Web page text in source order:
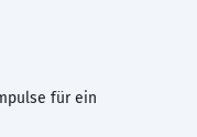
für ein